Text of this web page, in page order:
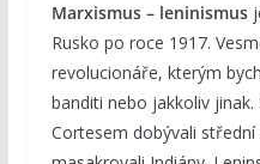
Marxismus – leninismus
Rusko po roce 1917.
revolucionáře, kterým
banditi nebo jakkoliv
Cortesem dobývali